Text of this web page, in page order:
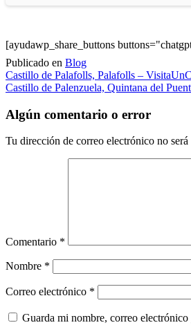
[ayudawp_share_buttons
Publicado en Blog
Navegación
de
entradas
Castillo de Palafolls, Palafolls –
Castillo de Palenzuela, Quintana del
Algún comentario o error
Tu dirección de correo electrónico no será
Comentario *
Nombre *
Correo electrónico *
Guarda mi nombre, correo